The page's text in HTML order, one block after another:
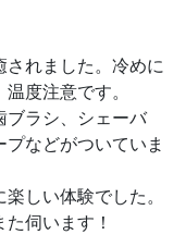
れました。冷めに
度注意です。
ブラシ、シェーバ
などがついていま
しい体験でした。
伺います！